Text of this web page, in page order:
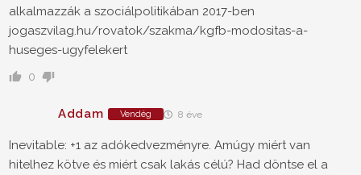
alkalmazzák a szociálpolitikában 2017-ben
jogaszvilag.hu/rovatok/szakma/kgfb-modositas-a-
huseges-ugyfelekert
0
Addam Vendég 8 éve
Inevitable: +1 az adókedvezményre. Amúgy miért van
hitelhez kötve és miért csak lakás célú? Had döntse el a